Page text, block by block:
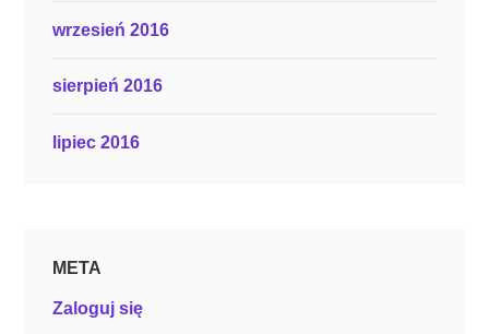
wrzesień 2016
sierpień 2016
lipiec 2016
META
Zaloguj się